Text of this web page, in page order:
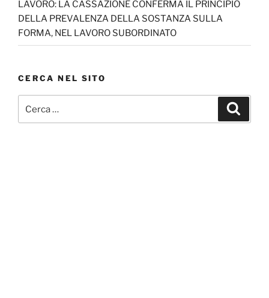
LAVORO: LA CASSAZIONE CONFERMA IL PRINCIPIO
DELLA PREVALENZA DELLA SOSTANZA SULLA
FORMA, NEL LAVORO SUBORDINATO
CERCA NEL SITO